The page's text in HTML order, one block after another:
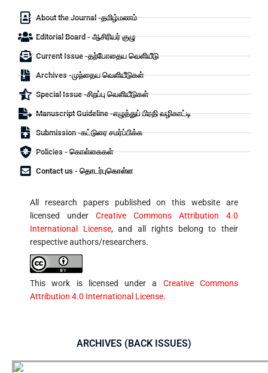
About the Journal -தமிழ்மணம்
Editorial Board - ஆசிரியர் குழு
Current Issue -தற்போதைய வெளியீடு
Archives -முந்தைய வெளியீடுகள்
Special Issue -சிறப்பு வெளியீடுகள்
Manuscript Guideline -எழுத்துப் பிரதி வழிகாட்டி
Submission -கட்டுரை சமர்ப்பிக்க
Policies - கொள்கைகள்
Contact us - தொடர்புகொள்ள
All research papers published on this website are
licensed under Creative Commons Attribution 4.0
International License, and all rights belong to their
respective authors/researchers.
This work is licensed under a Creative Commons
Attribution 4.0 International License.
ARCHIVES (BACK ISSUES)